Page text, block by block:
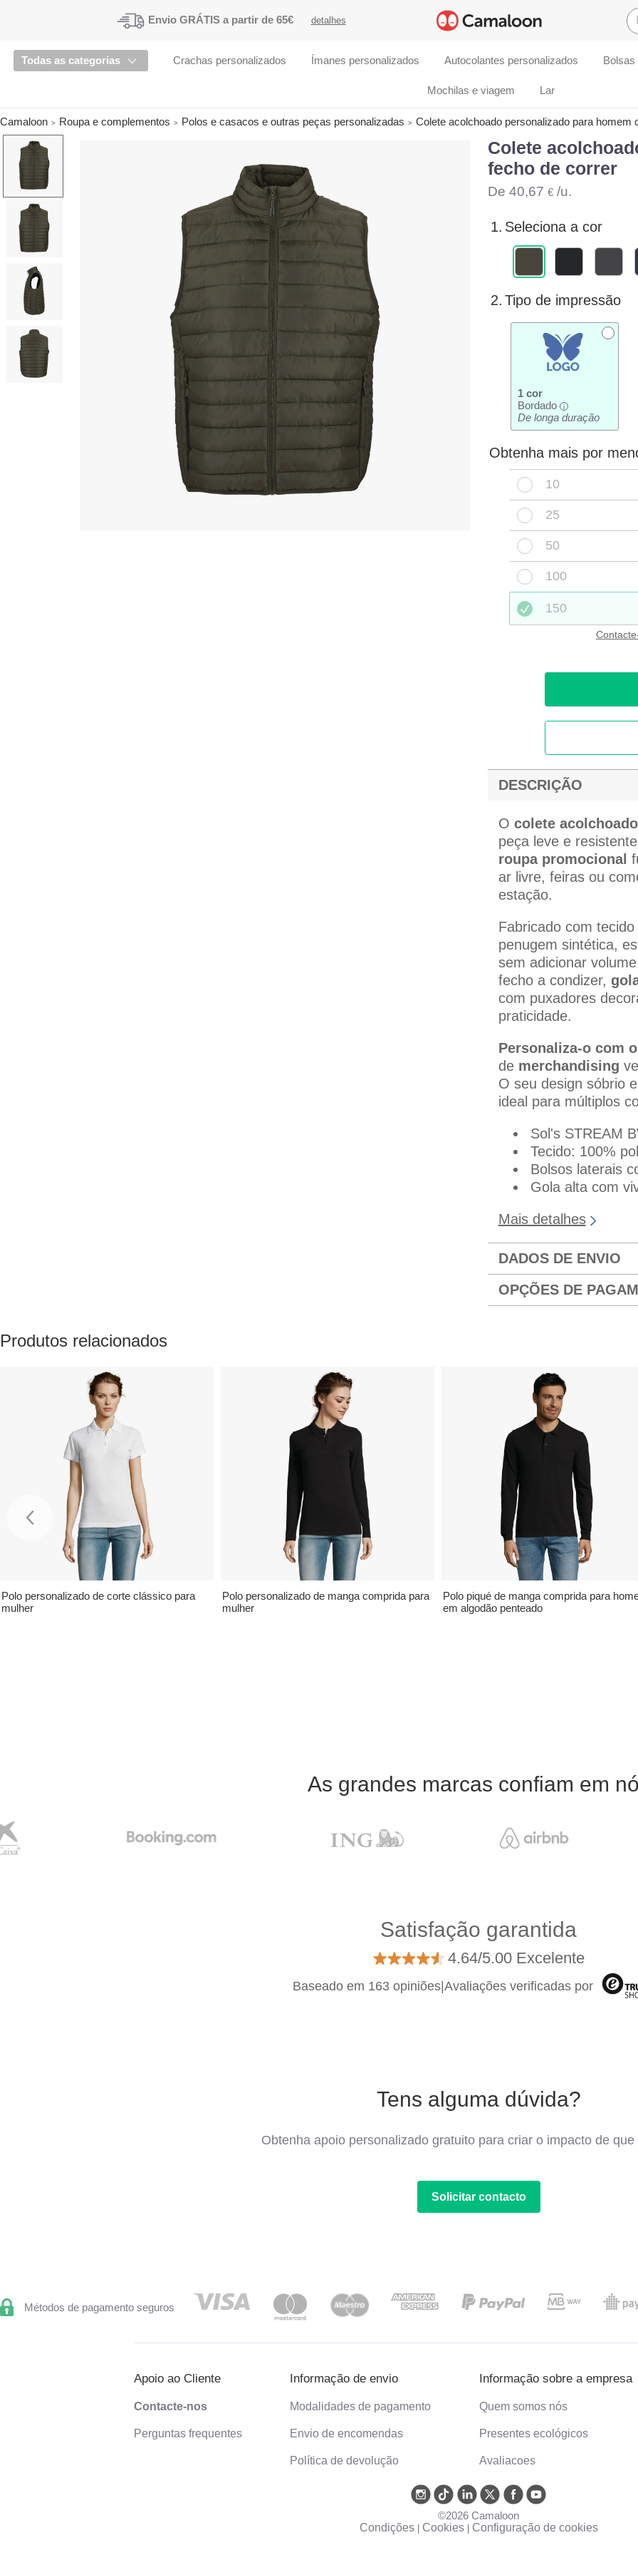
Envio GRÁTIS a partir de 65€ detalhes
Todas as categorias Crachas personalizados Ímanes personalizados Autocolantes personalizados Bolsas
Mochilas e viagem Lar
Camaloon Roupa e complementos Polos e casacos e outras peças personalizadas Colete acolchoado personalizado para homem
Colete
fecho de correr
De 40,67 €/u.
1. Seleciona a cor
2. Tipo de impressão
1 cor
Bordado
i
De longa duração
Obtenha mais por
10
25
50
100
150
DESCRIÇÃO
O colete
peça leve e
roupa promocional
ar livre, feiras ou
estação.
Fabricado com
penugem sintética,
sem adicionar
fecho a condizer,
com puxadores
praticidade.
Personaliza-o com
de merchandising
O seu design sóbrio
ideal para múltiplos
Sol's STREAM
Tecido: 100%
Bolsos laterais
Gola alta com
Mais detalhes
DADOS DE ENVIO
OPÇÕES DE
Produtos relacionados
Polo personalizado de corte clássico para
mulher
Polo personalizado de manga comprida para
mulher
Polo piqué de manga comprida para
em algodão penteado
As grandes marcas confiam em
Satisfação garantida
4.64/5.00 Excelente
Baseado em 163 opiniões Avaliações verificadas por
Tens alguma dúvida?
Obtenha apoio personalizado gratuito para criar o impacto de que
Solicitar contacto
Métodos de pagamento seguros
Apoio ao Cliente
Contacte-nos
Perguntas frequentes
Informação de envio
Modalidades de pagamento
Envio de encomendas
Política de devolução
Informação sobre a empresa
Quem somos nós
Presentes ecológicos
Avaliacoes
©2026 Camaloon
Condições| Cookies| Configuração de cookies